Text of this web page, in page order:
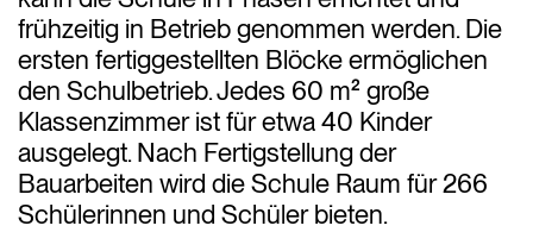
frühzeitig in Betrieb genommen werden. Die
ersten fertiggestellten Blöcke ermöglichen
den Schulbetrieb. Jedes 60 m² große
Klassenzimmer ist für etwa 40 Kinder
ausgelegt. Nach Fertigstellung der
Bauarbeiten wird die Schule Raum für 266
Schülerinnen und Schüler bieten.